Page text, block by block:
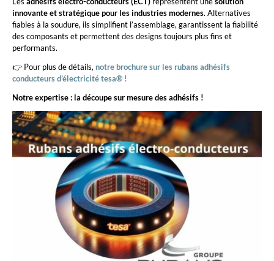
innovante et stratégique pour les industries modernes. Alternatives
fiables à la soudure, ils simplifient l’assemblage, garantissent la fiabilité
des composants et permettent des designs toujours plus fins et
performants.
👉 Pour plus de détails, notre brochure sur les rubans adhésifs
conducteurs d’électricité tesa® !
Notre expertise : la découpe sur mesure des adhésifs !